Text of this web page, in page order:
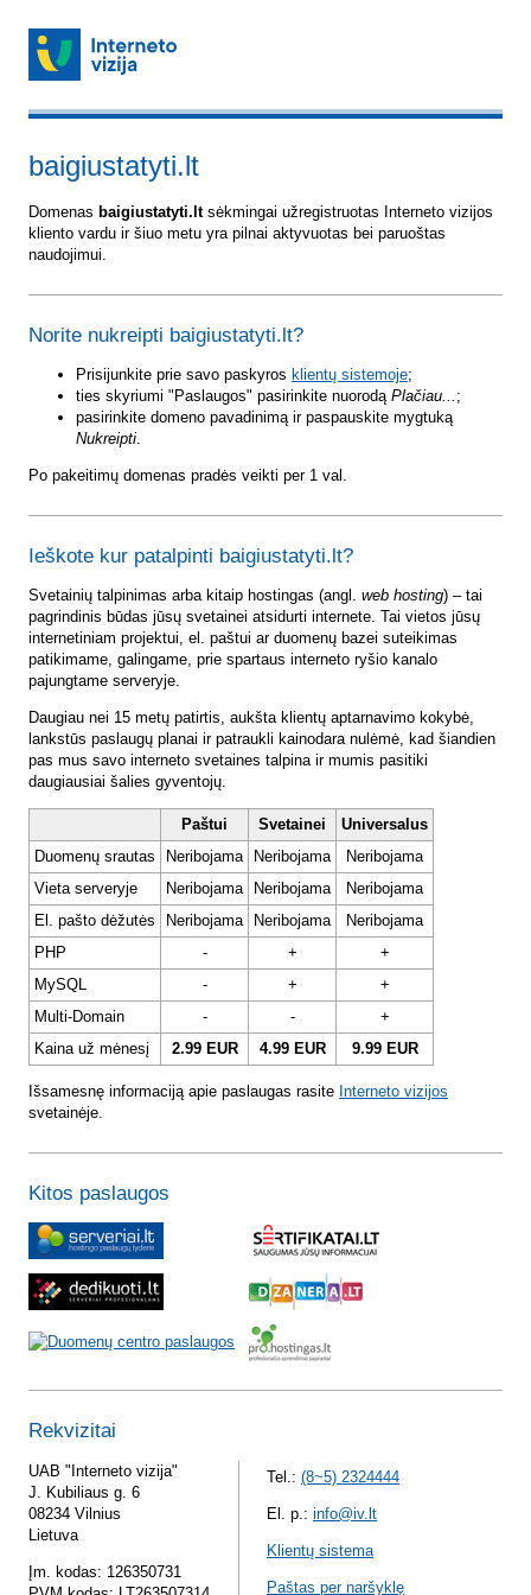
baigiustatyti.lt
Domenas baigiustatyti.ltsėkmingai užregistruotas Interneto vizijos
kliento vardu ir šiuo metu yra pilnai aktyvuotas bei paruoštas
naudojimui.
Norite nukreipti baigiustatyti.lt?
Prisijunkite prie savo paskyros klientų sistemoje;
ties skyriumi "Paslaugos" pasirinkite nuorodą Plačiau... ;
pasirinkite domeno pavadinimą ir paspauskite mygtuką
Nukreipti.
Po pakeitimų domenas pradės veikti per 1 val.
Ieškote kur patalpinti baigiustatyti.lt?
Svetainių talpinimas arba kitaip hostingas (angl. web hosting) – tai
pagrindinis būdas jūsų svetainei atsidurti internete. Tai vietos jūsų
internetiniam projektui, el. paštui ar duomenų bazei suteikimas
patikimame, galingame, prie spartaus interneto ryšio kanalo
pajungtame serveryje.
Daugiau nei 15 metų patirtis, aukšta klientų aptarnavimo kokybė,
lankstūs paslaugų planai ir patraukli kainodara nulėmė, kad šiandien
pas mus savo interneto svetaines talpina ir mumis pasitiki
daugiausiai šalies gyventojų.
Paštui Svetainei
Universalus
Duomenų srautas
Neribojama Neribojama
Neribojama
Vieta serveryje
Neribojama Neribojama
Neribojama
El. pašto dėžutės
Neribojama Neribojama
Neribojama
PHP
- +
+
MySQL
- +
+
Multi-Domain
- -
+
Kaina už mėnesį
2.99 EUR 4.99 EUR 9.99 EUR
Išsamesnę informaciją apie paslaugas rasite Interneto vizijos
svetainėje.
Kitos paslaugos
Rekvizitai
UAB "Interneto vizija"
J. Kubiliaus g. 6
08234 Vilnius
Lietuva
Įm. kodas: 126350731
Tel.: (8~5) 2324444
El. p.: info@iv.lt
Klientų sistema
Paštas per naršyklę